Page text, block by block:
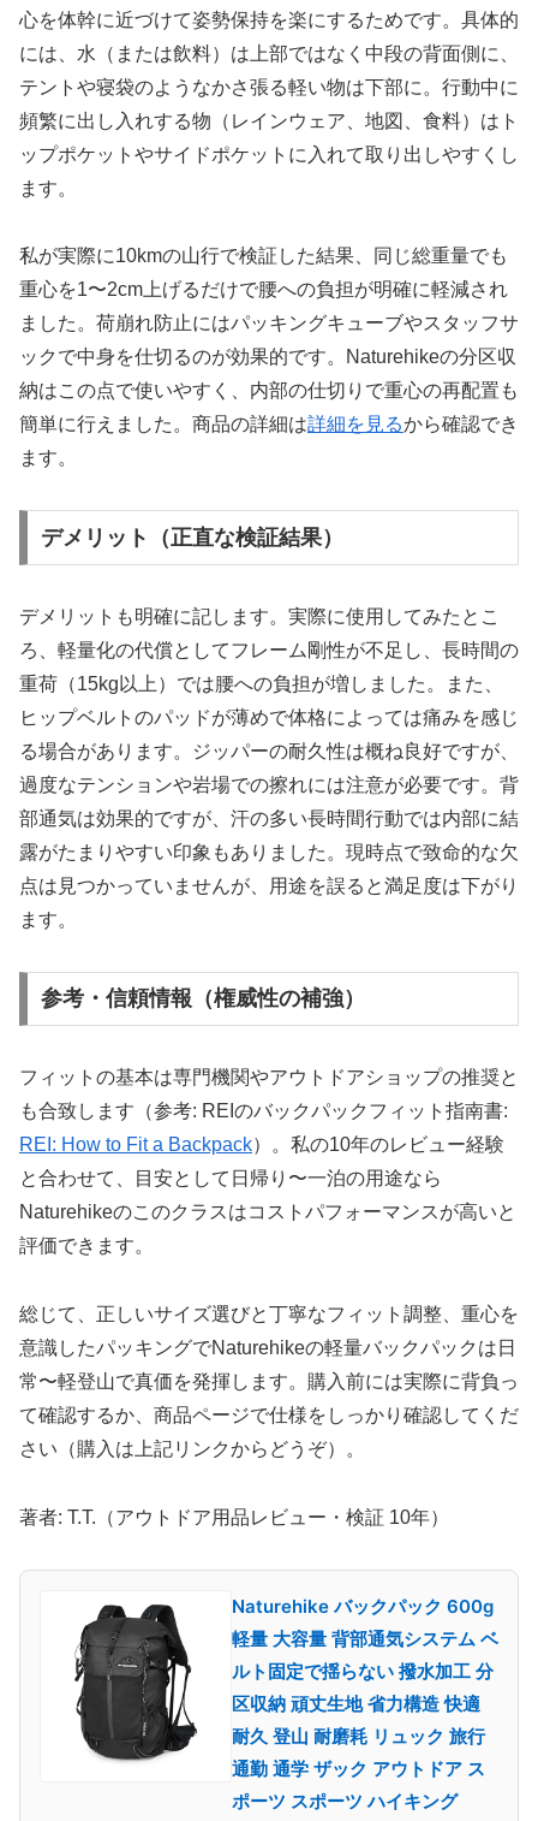
心を体幹に近づけて姿勢保持を楽にするためです。具体的
には、水（または飲料）は上部ではなく中段の背面側に、
テントや寝袋のようなかさ張る軽い物は下部に。行動中に
頻繁に出し入れする物（レインウェア、地図、食料）はト
ップポケットやサイドポケットに入れて取り出しやすくし
ます。
私が実際に10kmの山行で検証した結果、同じ総重量でも
重心を1〜2cm上げるだけで腰への負担が明確に軽減され
ました。荷崩れ防止にはパッキングキューブやスタッフサ
ックで中身を仕切るのが効果的です。Naturehikeの分区収
納はこの点で使いやすく、内部の仕切りで重心の再配置も
簡単に行えました。商品の詳細は詳細を見るから確認でき
ます。
デメリット（正直な検証結果）
デメリットも明確に記します。実際に使用してみたとこ
ろ、軽量化の代償としてフレーム剛性が不足し、長時間の
重荷（15kg以上）では腰への負担が増しました。また、
ヒップベルトのパッドが薄めで体格によっては痛みを感じ
る場合があります。ジッパーの耐久性は概ね良好ですが、
過度なテンションや岩場での擦れには注意が必要です。背
部通気は効果的ですが、汗の多い長時間行動では内部に結
露がたまりやすい印象もありました。現時点で致命的な欠
点は見つかっていませんが、用途を誤ると満足度は下がり
ます。
参考・信頼情報（権威性の補強）
フィットの基本は専門機関やアウトドアショップの推奨と
も合致します（参考: REIのバックパックフィット指南書:
REI: How to Fit a Backpack）。私の10年のレビュー経験
と合わせて、目安として日帰り〜一泊の用途なら
Naturehikeのこのクラスはコストパフォーマンスが高いと
評価できます。
総じて、正しいサイズ選びと丁寧なフィット調整、重心を
意識したパッキングでNaturehikeの軽量バックパックは日
常〜軽登山で真価を発揮します。購入前には実際に背負っ
て確認するか、商品ページで仕様をしっかり確認してくだ
さい（購入は上記リンクからどうぞ）。
著者: T.T.（アウトドア用品レビュー・検証 10年）
Naturehike バックパック 600g
軽量 大容量 背部通気システム ベ
ルト固定で揺らない 撥水加工 分
区収納 頑丈生地 省力構造 快適
耐久 登山 耐磨耗 リュック 旅行
通勤 通学 ザック アウトドア ス
ポーツ スポーツ ハイキング